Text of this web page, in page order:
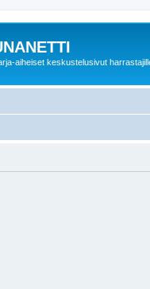
aiheiset keskustelusivut